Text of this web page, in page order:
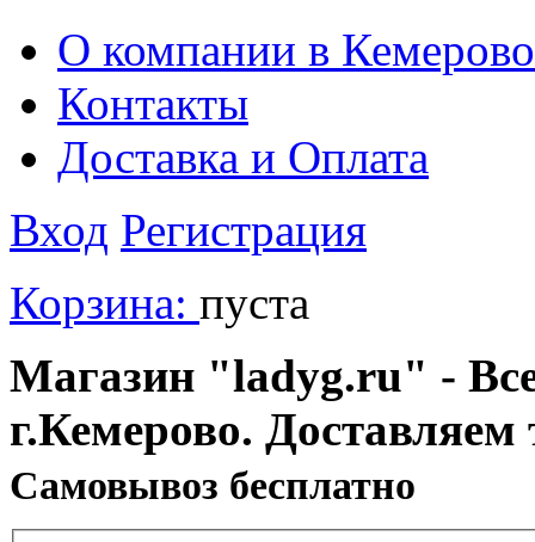
О компании в Кемерово
Контакты
Доставка и Оплата
Вход Регистрация
Корзина: пуста
Магазин "ladyg.ru" -
г.Кемерово.
Cамовывоз бесплатно